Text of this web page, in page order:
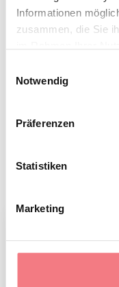
Informationen
zusammen, die Sie
Notwendig
Präferenzen
Statistiken
Marketing